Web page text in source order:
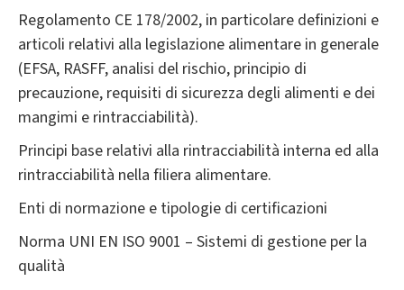
Regolamento CE 178/2002, in particolare definizioni e
articoli relativi alla legislazione alimentare in generale
(EFSA, RASFF, analisi del rischio, principio di
precauzione, requisiti di sicurezza degli alimenti e dei
mangimi e rintracciabilità).
Principi base relativi alla rintracciabilità interna ed alla
rintracciabilità nella filiera alimentare.
Enti di normazione e tipologie di certificazioni
Norma UNI EN ISO 9001 – Sistemi di gestione per la
qualità